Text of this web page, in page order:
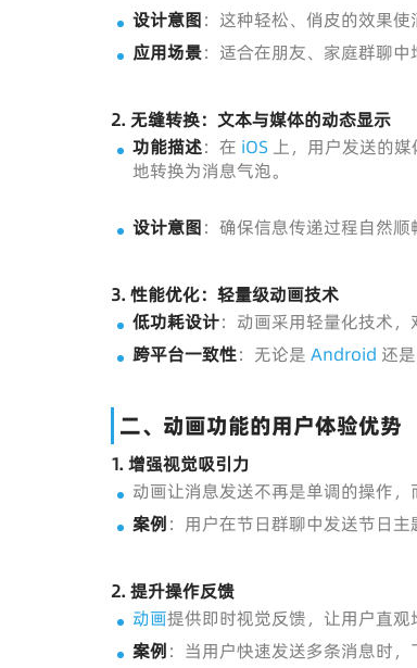
设计意图：这种轻松、俏皮的效果使
应用场景：适合在朋友、家庭群聊中
2. 无缝转换：文本与媒体的动态显示
功能描述：在 iOS 上，用户发送的
地转换为消息气泡。
设计意图：确保信息传递过程自然顺
3. 性能优化：轻量级动画技术
低功耗设计：动画采用轻量化技术，
跨平台一致性：无论是 Android 还是
二、动画功能的用户体验优势
1. 增强视觉吸引力
动画让消息发送不再是单调的操作，
案例：用户在节日群聊中发送节日
2. 提升操作反馈
动画提供即时视觉反馈，让用户直观
案例：当用户快速发送多条消息时